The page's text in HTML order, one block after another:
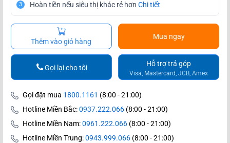
3 Hoàn tiền nếu siêu thị khác rẻ hơn Chi tiết
Thêm vào giỏ hàng
Mua ngay
Hỗ trợ trả góp
Visa, Mastercard, JCB, Amex
Gọi lại cho tôi
Gọi đặt mua 1800.1161 (8:00 - 21:00)
Hotline Miền Bắc:0937.222.066 (8:00 - 21:00)
Hotline Miền Nam:0961.222.066 (8:00 - 21:00)
Hotline Miền Trung:0943.999.066 (8:00 - 21:00)